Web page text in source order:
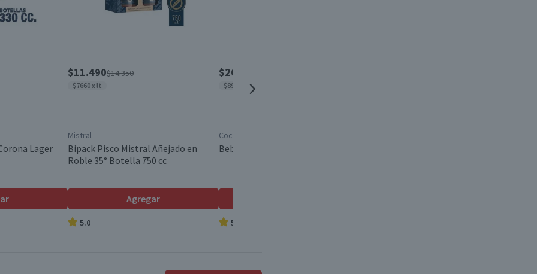
Botella de vidrio
Por Ley la venta de alcohol está prohibida para menores de
Lager
$11.490$14.350
$7660 x lt
Mistral
Bipack Pisco Mistral Añejado en
Roble 35° Botella 750 cc
Agregar
5.0
$2690
$897 x lt
Coca-Cola
Bebida Coca-Cola Zero 3 L
5.0